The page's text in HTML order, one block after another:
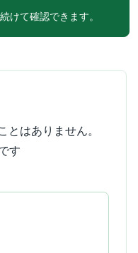
けて確認できます。
はありません。
す